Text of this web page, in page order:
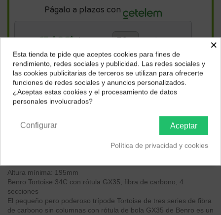
Págalo a plazos con
13,49€*al mes en cuotas
*Importe a financiar485,73 € /Importe total adeudado485,73 €/
TIN0,00 %/ TAE7,45 %/Ver más
Descripción
Trípode de viaje compacto y liviano con una alta capacidad de
Altura máxima: 1430mm
Altura mínima: 195mm
Benro Tortoise 34C con rótula GX35, fibra de carbono, 4
secciones
El pequeño pero poderoso trípode Tortoise de tres series de fibra
de carbono sin columnas con rótula de bola GX35 de Benro es un
¿Dónde deseas recibir tu pedido?
Selecciona tu ubicación para mostrarte los precios e
impuestos correctos para tu región.
×
Esta tienda te pide que aceptes cookies para fines de
rendimiento, redes sociales y publicidad. Las redes sociales y
las cookies publicitarias de terceros se utilizan para ofrecerte
funciones de redes sociales y anuncios personalizados.
¿Aceptas estas cookies y el procesamiento de datos
personales involucrados?
Aceptar
Configurar
Política de privacidad y cookies